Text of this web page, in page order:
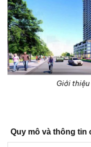
Giới thiệu
Quy mô và thông tin